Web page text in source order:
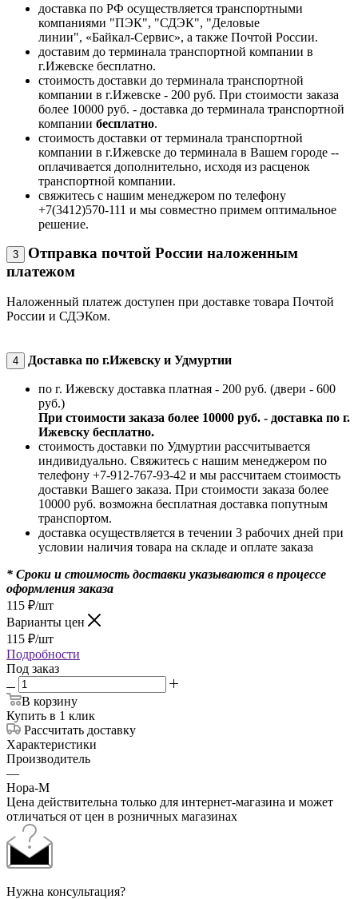
доставка по РФ осуществляется транспортными
компаниями "ПЭК", "СДЭК", "Деловые
линии", «Байкал-Сервис», а также Почтой России.
доставим до терминала транспортной компании в
г.Ижевске бесплатно.
стоимость доставки до терминала транспортной
компании в г.Ижевске - 200 руб. При стоимости заказа
более 10000 руб. - доставка до терминала транспортной
компании бесплатно.
стоимость доставки от терминала транспортной
компании в г.Ижевске до терминала в Вашем городе --
оплачивается дополнительно, исходя из расценок
транспортной компании.
свяжитесь с нашим менеджером по телефону
+7(3412)570-111 и мы совместно примем оптимальное
решение.
3
Отправка почтой России наложенным
платежом
Наложенный платеж доступен при доставке товара Почтой
России и СДЭКом.
4 Доставка по г.Ижевску и Удмуртии
по г. Ижевску доставка платная - 200 руб. (двери - 600
руб.)
При стоимости заказа более 10000 руб. - доставка по г.
Ижевску бесплатно.
стоимость доставки по Удмуртии рассчитывается
индивидуально. Свяжитесь с нашим менеджером по
телефону +7-912-767-93-42 и мы рассчитаем стоимость
доставки Вашего заказа. При стоимости заказа более
10000 руб. возможна бесплатная доставка попутным
транспортом.
доставка осуществляется в течении 3 рабочих дней при
условии наличия товара на складе и оплате заказа
* Сроки и стоимость доставки указываются в процессе
оформления заказа
115 ₽/шт
Варианты цен
115 ₽/шт
Подробности
Под заказ
В корзину
Купить в 1 клик
Рассчитать доставку
Характеристики
Производитель
—
Нора-М
Цена действительна только для интернет-магазина и может
отличаться от цен в розничных магазинах
Нужна консультация?